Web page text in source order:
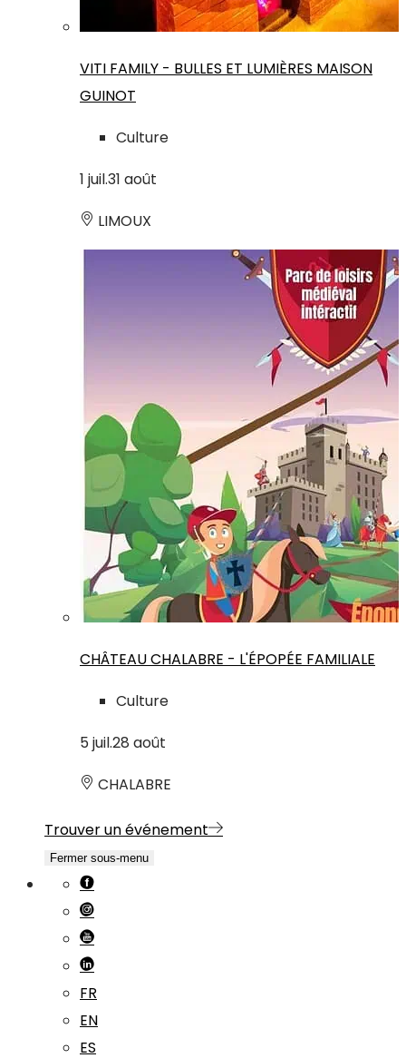
VITI FAMILY - BULLES ET LUMIÈRES MAISON
GUINOT
Culture
1 juil.31 août
LIMOUX
CHÂTEAU CHALABRE - L'ÉPOPÉE FAMILIALE
Culture
5 juil.28 août
CHALABRE
Trouver un événement
Fermer sous-menu
FR
EN
ES